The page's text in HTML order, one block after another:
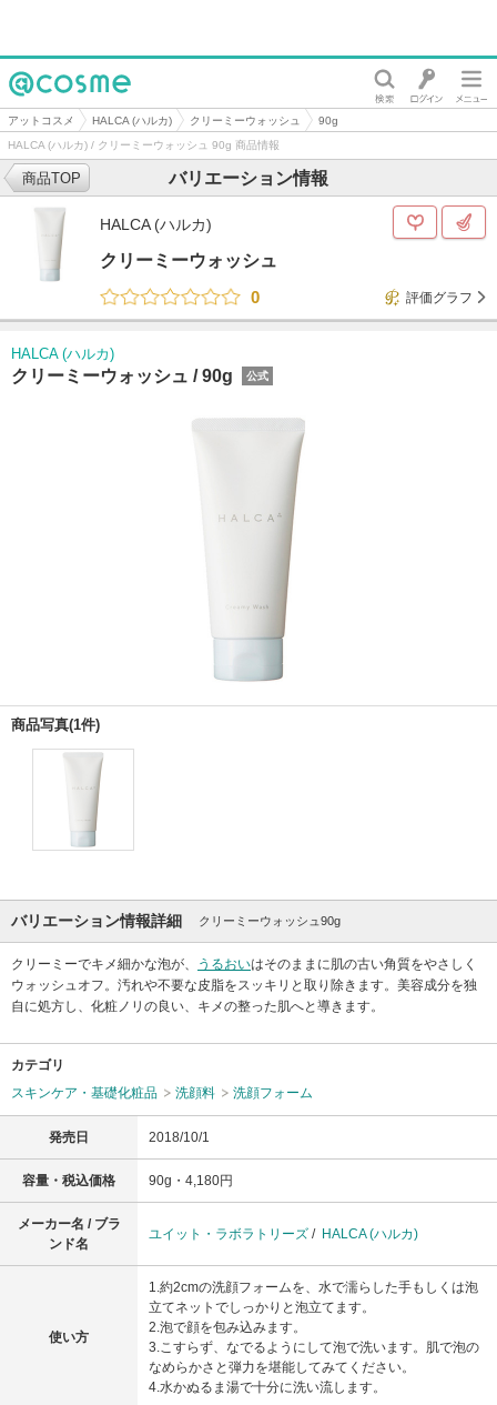
@cosme
アットコスメ HALCA (ハルカ) クリーミーウォッシュ
90g
HALCA (ハルカ) / クリーミーウォッシュ 90g 商品情報
バリエーション情報
商品TOP
HALCA (ハルカ)
クリーミーウォッシュ
0
評価グラフ
HALCA (ハルカ)
クリーミーウォッシュ /90g 公式
商品写真(1件)
バリエーション情報詳細 クリーミーウォッシュ90g
クリーミーでキメ細かな泡が、 うるおいはそのままに肌の古い角質をやさしく
ウォッシュオフ。汚れや不要な皮脂をスッキリと取り除きます。美容成分を独
自に処方し、化粧ノリの良い、キメの整った肌へと導きます。
カテゴリ
スキンケア・基礎化粧品
洗顔料 洗顔フォーム
発売日 2018/10/1
容量・税込価格 90g・4,180円
メーカー名 / ブラ
ンド名
ユイット・ラボラトリーズ / HALCA (ハルカ)
使い方
1.約2cmの洗顔フォームを、水で濡らした手もしくは泡
立てネットでしっかりと泡立てます。
2.泡で顔を包み込みます。
3.こすらず、なでるようにして泡で洗います。肌で泡の
なめらかさと弾力を堪能してみてください。
4.水かぬるま湯で十分に洗い流します。